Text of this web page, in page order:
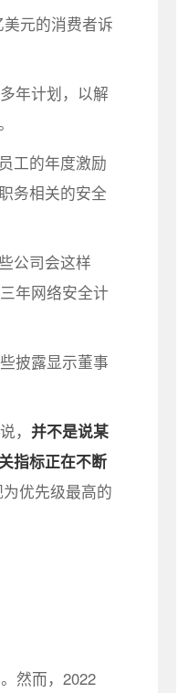
元的消费者诉
年计划，以解
工的年度激励
务相关的安全
公司会这样
年网络安全计
披露显示董事
， 并不是说某
指标正在不断
优先级最高的
然而，2022